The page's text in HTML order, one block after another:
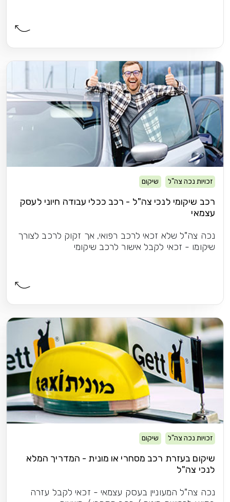
זכויות נכה צה"ל שיקום
רכב שיקומי לנכי צה"ל - רכב ככלי עבודה חיוני לעסק
עצמאי
נכה צה"ל שלא זכאי לרכב רפואי, אך זקוק לרכב לצורך
שיקומו - זכאי לקבל אישור לרכב שיקומי
זכויות נכה צה"ל שיקום
שיקום בעזרת רכב מסחרי או מונית - המדריך המלא
לנכי צה"ל
נכה צה"ל המעוניין בעסק עצמאי - זכאי לקבל עזרה